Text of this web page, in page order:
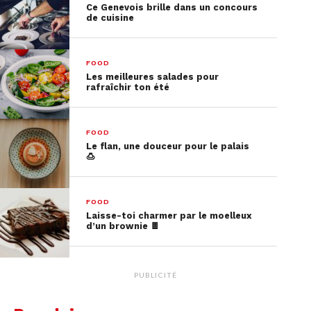
Energy balls
Ingrédients:
soupe de graine de lin – 3 cuillères à soupe d’eau
tiède – 30 grammes de beurre d’amande – 2
cuillères à soupe d’huile de noix de coco – ½
Ce Genevois brille dans un concours
de cuisine
FOOD
Les meilleures salades pour
rafraîchir ton été
FOOD
Le flan, une douceur pour le palais
🍮
FOOD
Laisse-toi charmer par le moelleux
d’un brownie 🍫
PUBLICITÉ